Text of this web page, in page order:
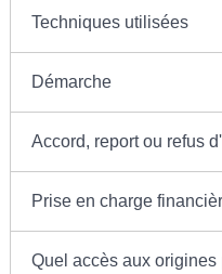
Techniques utilisées
Démarche
Accord, report ou refus
Prise en charge
Quel accès aux